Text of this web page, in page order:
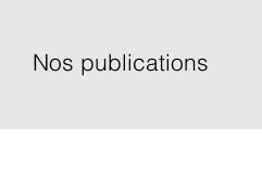
Nos publications